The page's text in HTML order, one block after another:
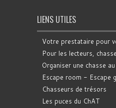
LIENS UTILES
Votre prestataire pour
Pour les lecteurs,
Organiser une chasse
Escape room - Escape
Chasseurs de trésors
Les puces du ChAT